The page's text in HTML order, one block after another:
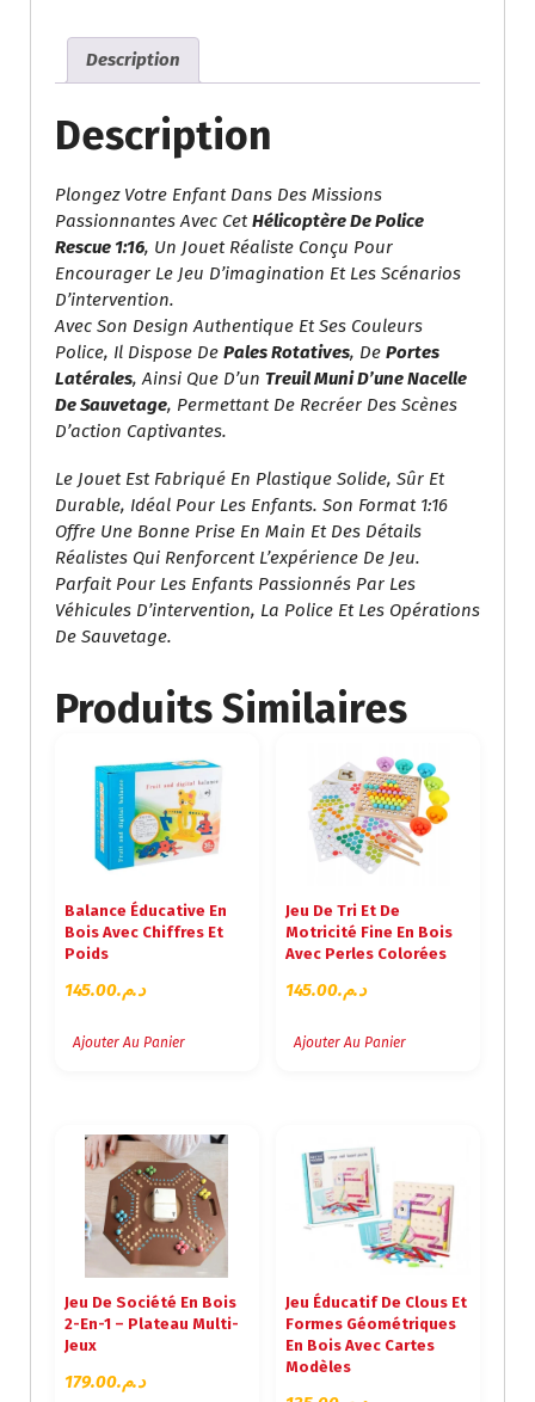
Description
Description
Plongez Votre Enfant Dans Des Missions
Passionnantes Avec CetHélicoptère De Police
Rescue 1:16, Un Jouet Réaliste Conçu Pour
Encourager Le Jeu D’imagination Et Les Scénarios
D’intervention.
Avec Son Design Authentique Et Ses Couleurs
Police, Il Dispose De Pales Rotatives, De Portes
Latérales, Ainsi Que D’un Treuil Muni D’une Nacelle
De Sauvetage, Permettant De Recréer Des Scènes
D’action Captivantes.
Le Jouet Est Fabriqué En Plastique Solide, Sûr Et
Durable, Idéal Pour Les Enfants. Son Format 1:16
Offre Une Bonne Prise En Main Et Des Détails
Réalistes Qui Renforcent L’expérience De Jeu.
Parfait Pour Les Enfants Passionnés Par Les
Véhicules D’intervention, La Police Et Les Opérations
De Sauvetage.
Produits Similaires
Balance Éducative En
Bois Avec Chiffres Et
Poids
د.م.145.00
Ajouter Au Panier
Jeu De Tri Et De
Motricité Fine En Bois
Avec Perles Colorées
د.م.145.00
Ajouter Au Panier
Jeu De Société En Bois
2-En-1 – Plateau Multi-
Jeux
د.م.179.00
Jeu Éducatif De Clous Et
Formes Géométriques
En Bois Avec Cartes
Modèles